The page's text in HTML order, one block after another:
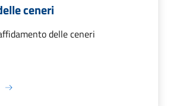
ceneri
delle ceneri